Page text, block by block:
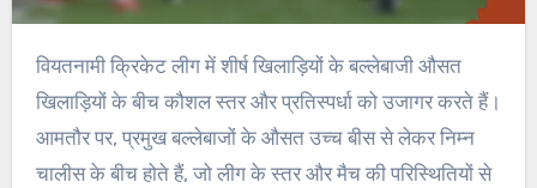
वियतनामी क्रिकेट लीग में शीर्ष खिलाड़ियों के बल्लेबाजी औसत
खिलाड़ियों के बीच कौशल स्तर और प्रतिस्पर्धा को उजागर करते हैं।
आमतौर पर, प्रमुख बल्लेबाजों के औसत उच्च बीस से लेकर निम्न
चालीस के बीच होते हैं, जो लीग के स्तर और मैच की परिस्थितियों से